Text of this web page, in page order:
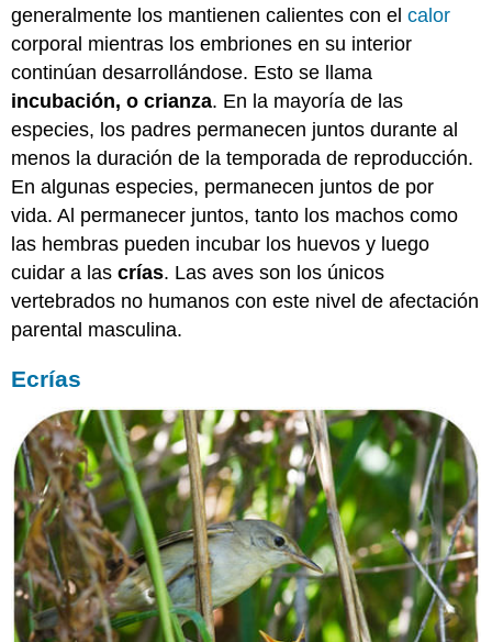
generalmente los mantienen calientes con elcalor
corporal mientras los embriones en su interior
continúan desarrollándose. Esto se llama
incubación, o crianza. En la mayoría de las
especies, los padres permanecen juntos durante al
menos la duración de la temporada de reproducción.
En algunas especies, permanecen juntos de por
vida. Al permanecer juntos, tanto los machos como
las hembras pueden incubar los huevos y luego
cuidar a lascrías. Las aves son los únicos
vertebrados no humanos con este nivel de afectación
parental masculina.
Ecrías